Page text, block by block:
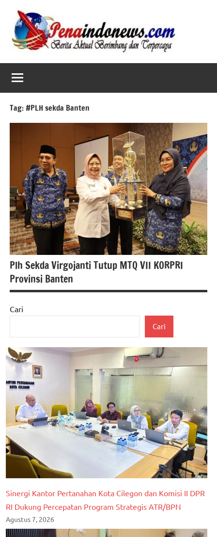
content
Tag:#PLH sekda Banten
Plh Sekda Virgojanti Tutup MTQ VII KORPRI
Provinsi Banten
berita
nasional
pemerintah
Cari
Cari
Sinergi Kantor Pertanahan Kota Cilegon dan Komisi II DPR
RI Dukung Percepatan Program Strategis ATR/BPN
Agustus 7, 2026